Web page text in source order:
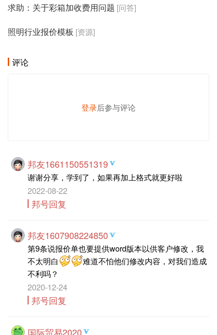
求助：关于彩箱加收费用问题 [问答]
照明行业报价模板 [资源]
评论
登录后参与评论
邦友1661150551319
谢谢分享，学到了，如果再加上格式就更好啦
2022-08-22
邦号回复
邦友1607908224850
第9条说报价单也要提供word版本以供客户修改，我
不太明白
难道不怕他们修改内容，对我们造成
不利吗？
2020-12-24
邦号回复
国际贸易2020